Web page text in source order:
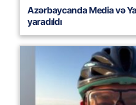
Azərbaycanda Media və
yaradıldı